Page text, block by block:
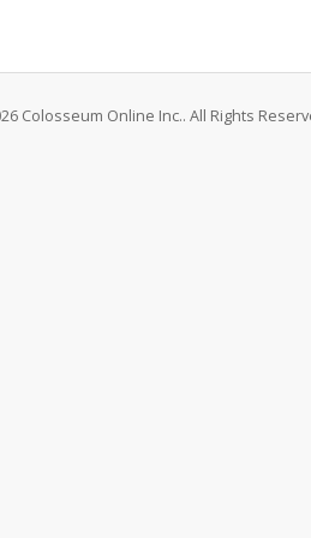
Colosseum Online Inc.. All Rights